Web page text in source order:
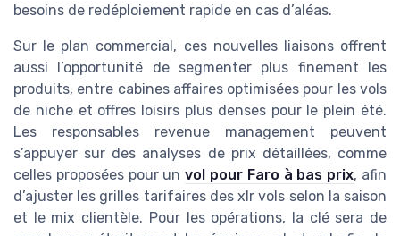
besoins de redéploiement rapide en cas d’aléas.
Sur le plan commercial, ces nouvelles liaisons offrent
aussi l’opportunité de segmenter plus finement les
produits, entre cabines affaires optimisées pour les vols
de niche et offres loisirs plus denses pour le plein été.
Les responsables revenue management peuvent
s’appuyer sur des analyses de prix détaillées, comme
celles proposées pour unvol pour Faro à bas prix, afin
d’ajuster les grilles tarifaires des xlr vols selon la saison
et le mix clientèle. Pour les opérations, la clé sera de